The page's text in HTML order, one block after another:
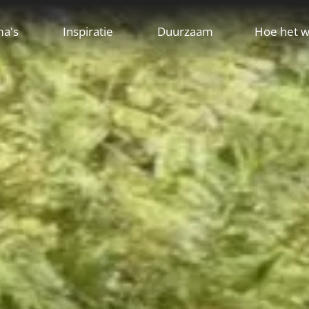
Inspiratie Duurzaam Hoe het